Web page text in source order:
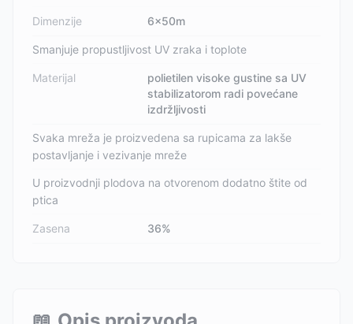
Dimenzije 6x50m
Smanjuje propustljivost UV zraka i toplote
Materijal
polietilen visoke gustine sa UV
stabilizatorom radi povećane
izdržljivosti
Svaka mreža je proizvedena sa rupicama za lakše
postavljanje i vezivanje mreže
U proizvodnji plodova na otvorenom dodatno štite od
ptica
Zasena 36%